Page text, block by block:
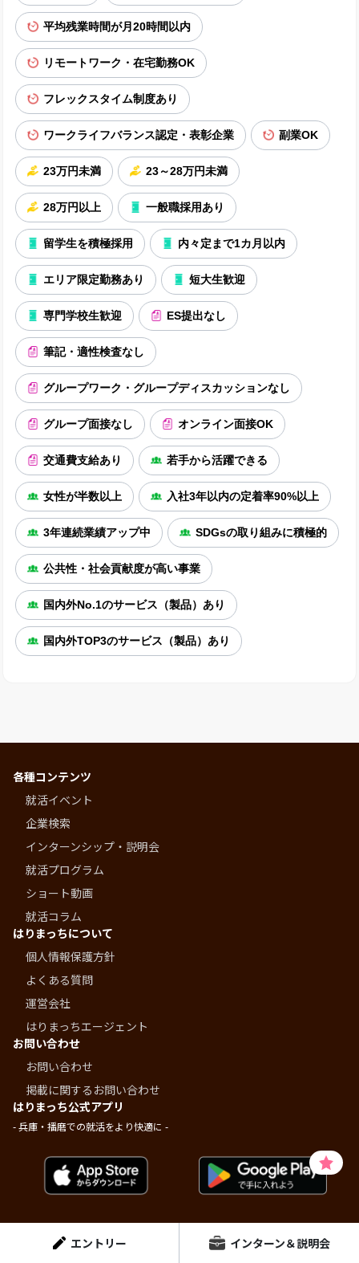
平均残業時間が月20時間以内
リモートワーク・在宅勤務OK
フレックスタイム制度あり
ワークライフバランス認定・表彰企業 副業OK
23万円未満 23～28万円未満
28万円以上 一般職採用あり
留学生を積極採用 内々定まで1カ月以内
エリア限定勤務あり 短大生歓迎
専門学校生歓迎 ES提出なし
筆記・適性検査なし
グループワーク・グループディスカッションなし
グループ面接なし オンライン面接OK
交通費支給あり 若手から活躍できる
女性が半数以上 入社3年以内の定着率90%以上
3年連続業績アップ中 SDGsの取り組みに積極的
公共性・社会貢献度が高い事業
国内外No.1のサービス（製品）あり
国内外TOP3のサービス（製品）あり
エントリー インターン＆説明会
各種コンテンツ
就活イベント
企業検索
インターンシップ・説明会
就活プログラム
ショート動画
就活コラム
はりまっちについて
個人情報保護方針
よくある質問
運営会社
はりまっちエージェント
お問い合わせ
お問い合わせ
掲載に関するお問い合わせ
はりまっち公式アプリ
- 兵庫・播磨での就活をより快適に -